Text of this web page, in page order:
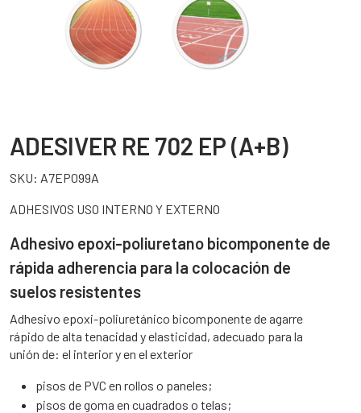
ADESIVER RE 702 EP (A+B)
SKU: A7EP099A
ADHESIVOS USO INTERNO Y EXTERNO
Adhesivo epoxi-poliuretano bicomponente de
rápida adherencia para la colocación de
suelos resistentes
Adhesivo epoxi-poliuretánico bicomponente de agarre
rápido de alta tenacidad y elasticidad, adecuado para la
unión de: el interior y en el exterior
pisos de PVC en rollos o paneles;
pisos de goma en cuadrados o telas;